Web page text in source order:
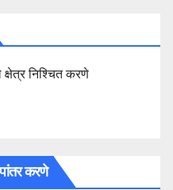
निश्चित करणे
करणे